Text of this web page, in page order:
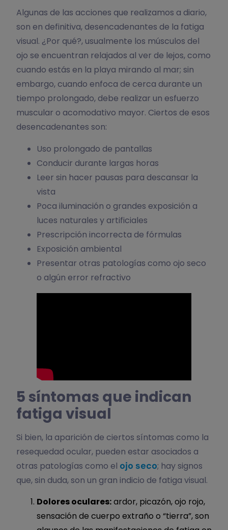
Algunas de las acciones que realizamos a diario,
son en definitiva, desencadenantes de la fatiga
visual. ¿Por qué?, usualmente los músculos del
ojo se encuentran relajados al ver de lejos, como
cuando estás en la playa mirando al mar; sin
embargo, cuando enfoca de cerca durante un
tiempo prolongado, debe realizar un esfuerzo
muscular o acomodativo mayor. Ciertos de esos
desencadenantes son:
Uso prolongado de pantallas
Conducir durante largas horas
Leer sin hacer pausas para descansar la
vista
Poca iluminación o grandes exposición a
luces naturales y artificiales
Prescripción incorrecta de fórmulas
Exposición ambiental
Presentar otras patologías como ojo seco
o algún error refractivo
5 síntomas que indican
fatiga visual
Si bien, la aparición de ciertos síntomas como la
resequedad ocular, pueden estar asociados a
otras patologías como el ojo seco; hay signos
que, sin duda, son un gran indicio de fatiga visual.
Dolores oculares:ardor, picazón, ojo rojo,
sensación de cuerpo extraño o “tierra”, son